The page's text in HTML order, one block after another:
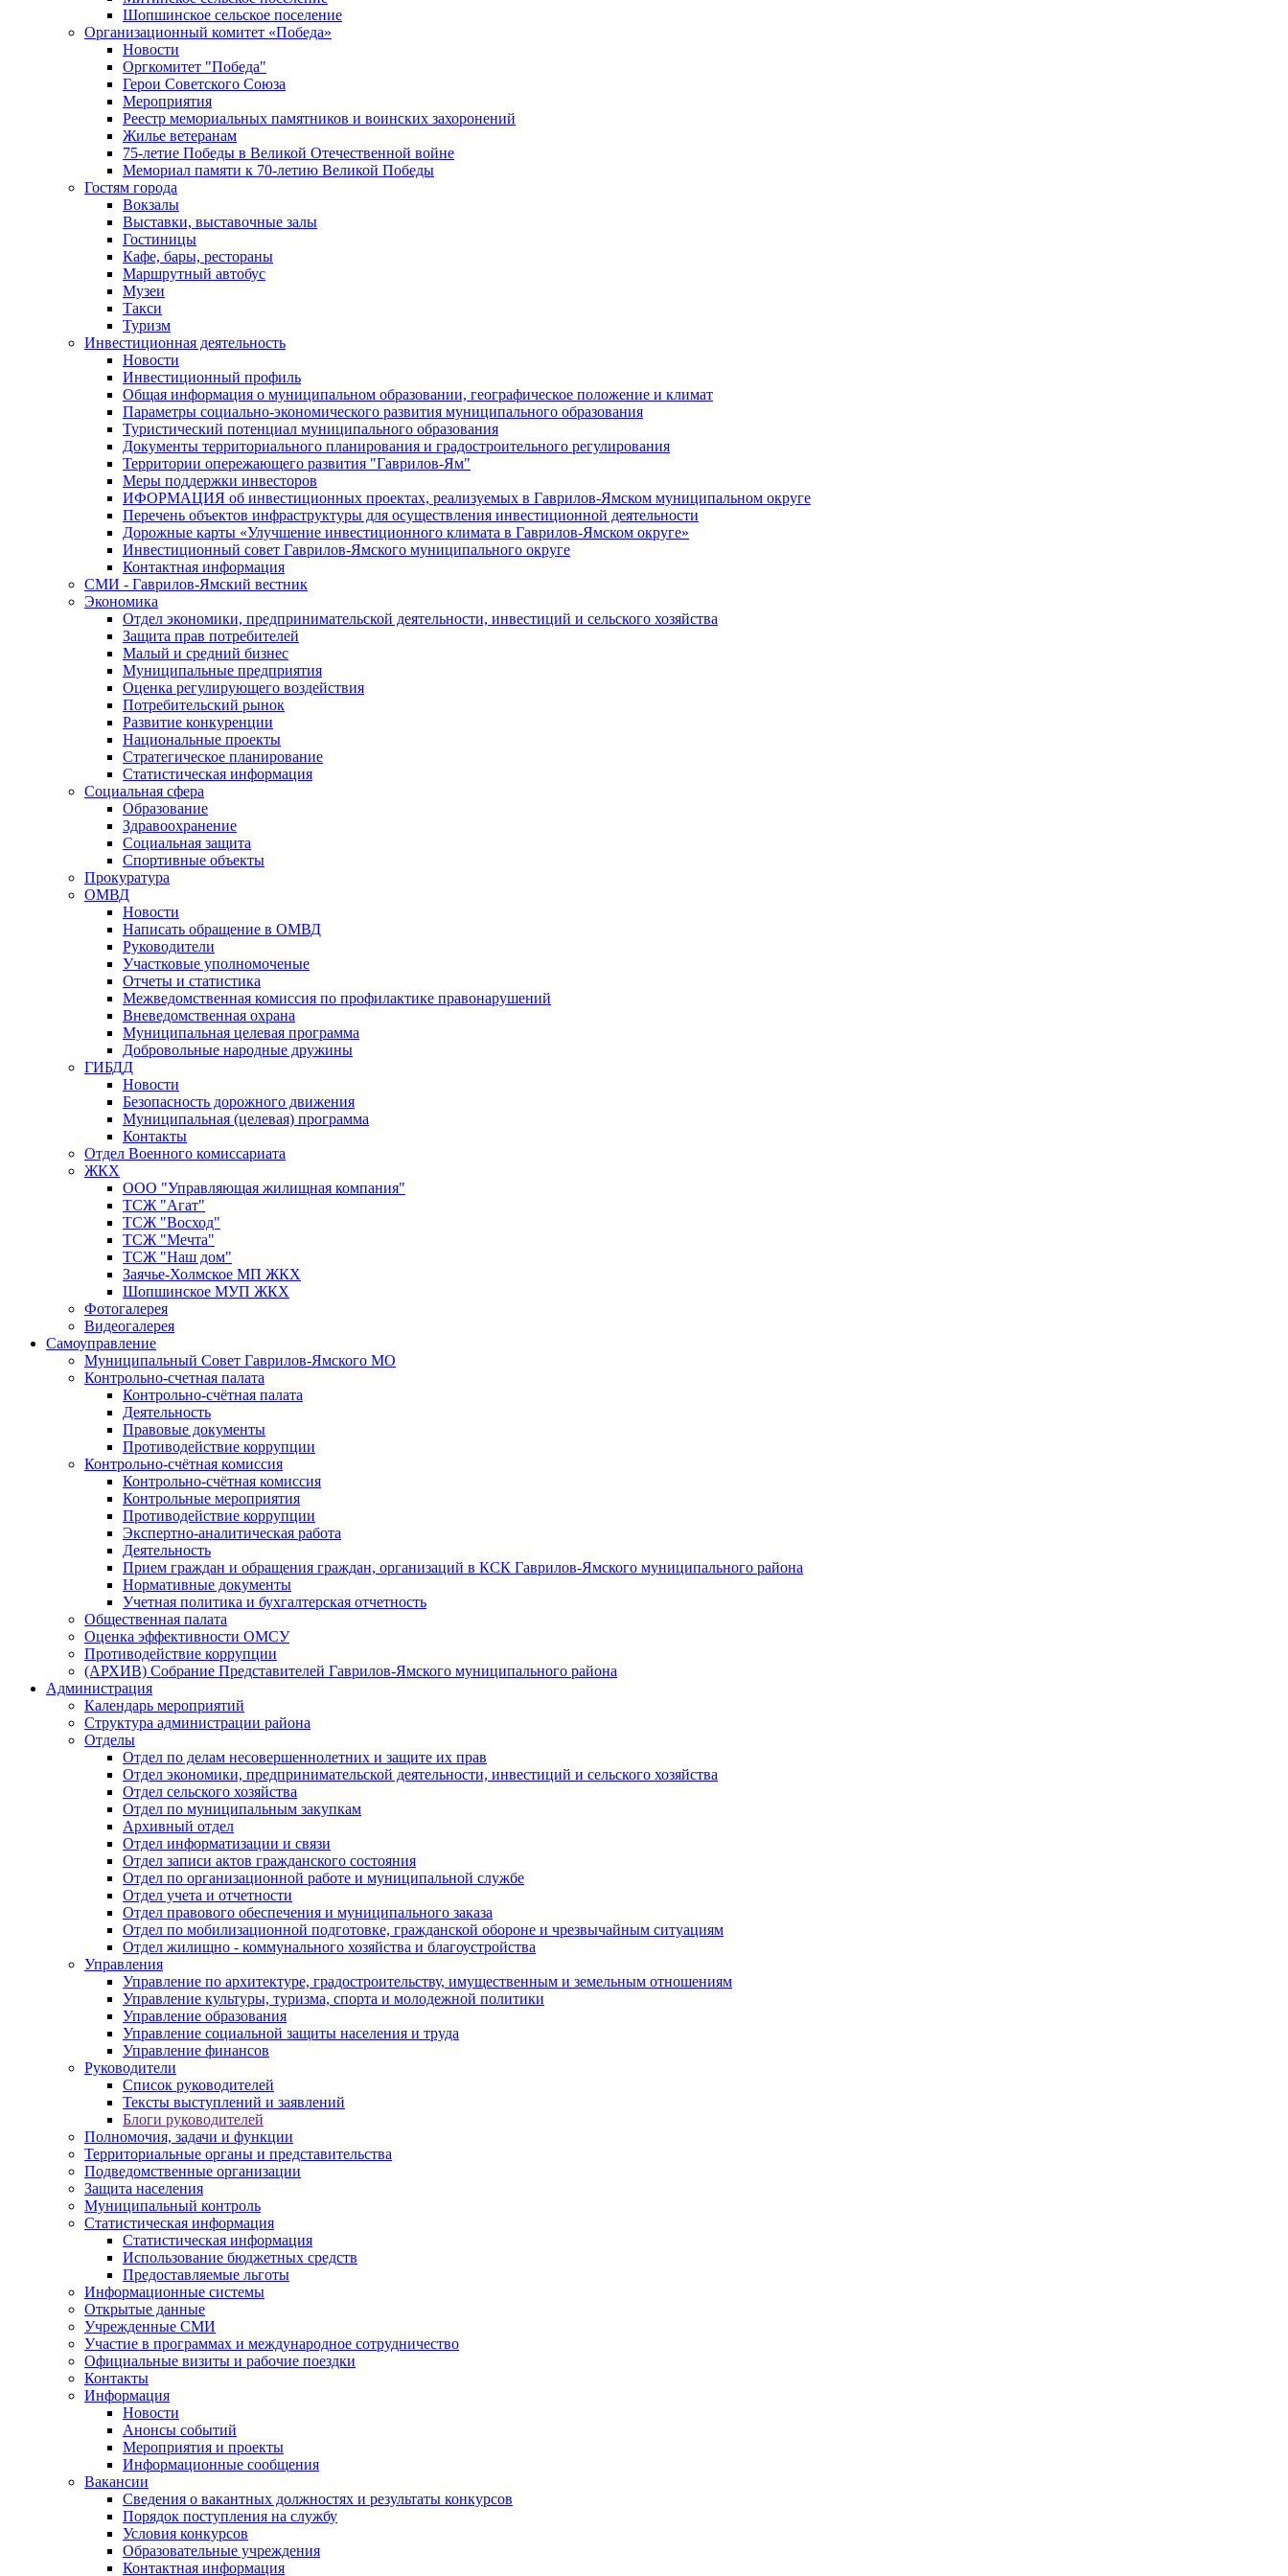
Шопшинское сельское поселение
Организационный комитет «Победа»
Новости
Оргкомитет "Победа"
Герои Советского Союза
Мероприятия
Реестр мемориальных памятников и воинских захоронений
Жилье ветеранам
75-летие Победы в Великой Отечественной войне
Мемориал памяти к 70-летию Великой Победы
Гостям города
Вокзалы
Выставки, выставочные залы
Гостиницы
Кафе, бары, рестораны
Маршрутный автобус
Музеи
Такси
Туризм
Инвестиционная деятельность
Новости
Инвестиционный профиль
Общая информация о муниципальном образовании, географическое положение и климат
Параметры социально-экономического развития муниципального образования
Туристический потенциал муниципального образования
Документы территориального планирования и градостроительного регулирования
Территории опережающего развития "Гаврилов-Ям"
Меры поддержки инвесторов
ИФОРМАЦИЯ об инвестиционных проектах, реализуемых в Гаврилов-Ямском муниципальном округе
Перечень объектов инфраструктуры для осуществления инвестиционной деятельности
Дорожные карты «Улучшение инвестиционного климата в Гаврилов-Ямском округе»
Инвестиционный совет Гаврилов-Ямского муниципального округе
Контактная информация
СМИ - Гаврилов-Ямский вестник
Экономика
Отдел экономики, предпринимательской деятельности, инвестиций и сельского хозяйства
Защита прав потребителей
Малый и средний бизнес
Муниципальные предприятия
Оценка регулирующего воздействия
Потребительский рынок
Развитие конкуренции
Национальные проекты
Стратегическое планирование
Статистическая информация
Социальная сфера
Образование
Здравоохранение
Социальная защита
Спортивные объекты
Прокуратура
ОМВД
Новости
Написать обращение в ОМВД
Руководители
Участковые уполномоченые
Отчеты и статистика
Межведомственная комиссия по профилактике правонарушений
Вневедомственная охрана
Муниципальная целевая программа
Добровольные народные дружины
ГИБДД
Новости
Безопасность дорожного движения
Муниципальная (целевая) программа
Контакты
Отдел Военного комиссариата
ЖКХ
ООО "Управляющая жилищная компания"
ТСЖ "Агат"
ТСЖ "Восход"
ТСЖ "Мечта"
ТСЖ "Наш дом"
Заячье-Холмское МП ЖКХ
Шопшинское МУП ЖКХ
Фотогалерея
Видеогалерея
Самоуправление
Муниципальный Совет Гаврилов-Ямского МО
Контрольно-счетная палата
Контрольно-счётная палата
Деятельность
Правовые документы
Противодействие коррупции
Контрольно-счётная комиссия
Контрольно-счётная комиссия
Контрольные мероприятия
Противодействие коррупции
Экспертно-аналитическая работа
Деятельность
Прием граждан и обращения граждан, организаций в КСК Гаврилов-Ямского муниципального района
Нормативные документы
Учетная политика и бухгалтерская отчетность
Общественная палата
Оценка эффективности ОМСУ
Противодействие коррупции
(АРХИВ) Собрание Представителей Гаврилов-Ямского муниципального района
Администрация
Календарь мероприятий
Структура администрации района
Отделы
Отдел по делам несовершеннолетних и защите их прав
Отдел экономики, предпринимательской деятельности, инвестиций и сельского хозяйства
Отдел сельского хозяйства
Отдел по муниципальным закупкам
Архивный отдел
Отдел информатизации и связи
Отдел записи актов гражданского состояния
Отдел по организационной работе и муниципальной службе
Отдел учета и отчетности
Отдел правового обеспечения и муниципального заказа
Отдел по мобилизационной подготовке, гражданской обороне и чрезвычайным ситуациям
Отдел жилищно - коммунального хозяйства и благоустройства
Управления
Управление по архитектуре, градостроительству, имущественным и земельным отношениям
Управление культуры, туризма, спорта и молодежной политики
Управление образования
Управление социальной защиты населения и труда
Управление финансов
Руководители
Список руководителей
Тексты выступлений и заявлений
Блоги руководителей
Полномочия, задачи и функции
Территориальные органы и представительства
Подведомственные организации
Защита населения
Муниципальный контроль
Статистическая информация
Статистическая информация
Использование бюджетных средств
Предоставляемые льготы
Информационные системы
Открытые данные
Учрежденные СМИ
Участие в программах и международное сотрудничество
Официальные визиты и рабочие поездки
Контакты
Информация
Новости
Анонсы событий
Мероприятия и проекты
Информационные сообщения
Вакансии
Сведения о вакантных должностях и результаты конкурсов
Порядок поступления на службу
Условия конкурсов
Образовательные учреждения
Контактная информация